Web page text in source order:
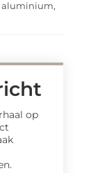
aluminium,
op